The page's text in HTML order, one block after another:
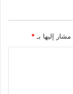
إليها بـ *